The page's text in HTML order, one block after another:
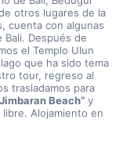
otros lugares de la
cuenta con algunas
Bali. Después de
el Templo Ulun
que ha sido tema
tour, regreso al
trasladamos para
Beach” y
Alojamiento en